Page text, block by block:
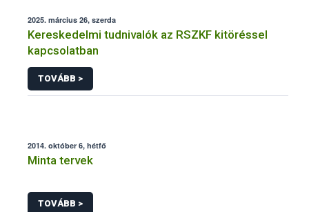
2025. március 26, szerda
Kereskedelmi tudnivalók az RSZKF kitöréssel
kapcsolatban
TOVÁBB >
2014. október 6, hétfő
Minta tervek
TOVÁBB >